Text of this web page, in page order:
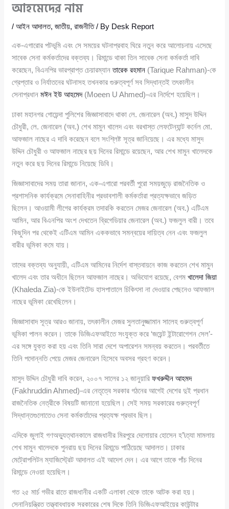
আহমেদের নাম
/আইন আদালত,জাতীয়,রাজনীতি/ By Desk Report
এক-এগারোর পটভূমি এবং সে সময়ের ঘটনাপ্রবাহ ঘিরে নতুন করে আলোচনায় এসেছে
সাবেক সেনা কর্মকর্তাদের বক্তব্য। রিমান্ডে থাকা তিন সাবেক সেনা কর্মকর্তা দাবি
করেছেন, বিএনপির ভারপ্রাপ্ত চেয়ারম্যানতারেক রহমান (Tarique Rahman)-কে
গ্রেপ্তার ও নির্যাতনের ঘটনাসহ তখনকার গুরুত্বপূর্ণ সব সিদ্ধান্তই তৎকালীন
সেনাপ্রধানমঈন ইউ আহমেদ(Moeen U Ahmed)-এর নির্দেশে হয়েছিল।
ঢাকা মহানগর গোয়েন্দা পুলিশের জিজ্ঞাসাবাদে থাকা লে. জেনারেল (অব.) মাসুদ উদ্দিন
চৌধুরী, লে. জেনারেল (অব.) শেখ মামুন খালেদ এবং বরখাস্ত লেফটেন্যান্ট কর্নেল মো.
আফজাল নাছের এ দাবি করেছেন বলে সংশ্লিষ্ট সূত্র জানিয়েছে। এর মধ্যে মাসুদ
উদ্দিন চৌধুরী ও আফজাল নাছের ছয় দিনের রিমান্ডে রয়েছেন, আর শেখ মামুন খালেদকে
নতুন করে ছয় দিনের রিমান্ডে নিয়েছে ডিবি।
জিজ্ঞাসাবাদের সময় তারা জানান, এক-এগারো পরবর্তী পুরো সময়জুড়ে রাজনৈতিক ও
প্রশাসনিক কার্যক্রমে সেনাবাহিনীর প্রভাবশালী কর্মকর্তারা প্রত্যক্ষভাবে জড়িত
ছিলেন। আওয়ামী লীগের কার্যক্রম তদারকি করতেন মেজর জেনারেল (অব.) এটিএম
আমিন, আর বিএনপির অংশ দেখতেন ব্রিগেডিয়ার জেনারেল (অব.) ফজলুল বারী। তবে
কিছুদিন পর থেকেই এটিএম আমিন এককভাবে সমন্বয়ের দায়িত্ব নেন এবং ফজলুল
বারীর ভূমিকা কমে যায়।
তাদের বক্তব্য অনুযায়ী, এটিএম আমিনের নির্দেশ বাস্তবায়নে কাজ করতেন শেখ মামুন
খালেদ এবং তার অধীনে ছিলেন আফজাল নাছের। অভিযোগ রয়েছে, বেগমখালেদা জিয়া
(Khaleda Zia)-কে ইউনাইটেড হাসপাতালে চিকিৎসা না দেওয়ার পেছনেও আফজাল
নাছের ভূমিকা রেখেছিলেন।
জিজ্ঞাসাবাদ সূত্র আরও জানায়, তৎকালীন মেজর সুলতানুজ্জামান সালেহ গুরুত্বপূর্ণ
ভূমিকা পালন করেন। তাকে ডিজিএফআইতে সংযুক্ত করে ‘জয়েন্ট ইন্টারোগেশন সেল’-
এর সঙ্গে যুক্ত করা হয় এবং তিনি সারা দেশে অপারেশন সমন্বয় করতেন। পরবর্তীতে
তিনি পদোন্নতি পেয়ে মেজর জেনারেল হিসেবে অবসর গ্রহণ করেন।
মাসুদ উদ্দিন চৌধুরী দাবি করেন, ২০০৭ সালের ১২ জানুয়ারিফখরুদ্দীন আহমদ
(Fakhruddin Ahmed)-এর নেতৃত্বে সরকার গঠনের আগেই দেশের দুই প্রধান
রাজনৈতিক নেত্রীকে বিষয়টি জানানো হয়েছিল। সেই সময় সরকারের গুরুত্বপূর্ণ
সিদ্ধান্তগুলোতেও সেনা কর্মকর্তাদের প্রত্যক্ষ প্রভাব ছিল।
এদিকে জুলাই গণঅভ্যুত্থানকালে রাজধানীর মিরপুরে দেলোয়ার হোসেন হ’\ত্যা মামলায়
শেখ মামুন খালেদকে পুনরায় ছয় দিনের রিমান্ডে পাঠিয়েছে আদালত। ঢাকার
মেট্রোপলিটন ম্যাজিস্ট্রেট আদালত এই আদেশ দেন। এর আগে তাকে পাঁচ দিনের
রিমান্ডে নেওয়া হয়েছিল।
গত ২৫ মার্চ গভীর রাতে রাজধানীর একটি এলাকা থেকে তাকে আটক করা হয়।
সেনানিয়ন্ত্রিত তত্ত্বাবধায়ক সরকারের শেষ দিকে তিনি ডিজিএফআইয়ের কাউন্টার